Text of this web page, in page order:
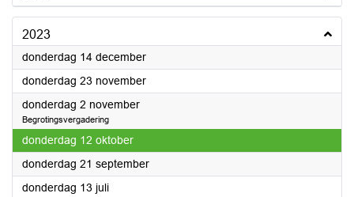
2023
donderdag 14 december2023
donderdag 23 november2023
donderdag 2 november2023
Begrotingsvergadering
donderdag 12 oktober2023
donderdag 21 september2023
donderdag 13 juli2023